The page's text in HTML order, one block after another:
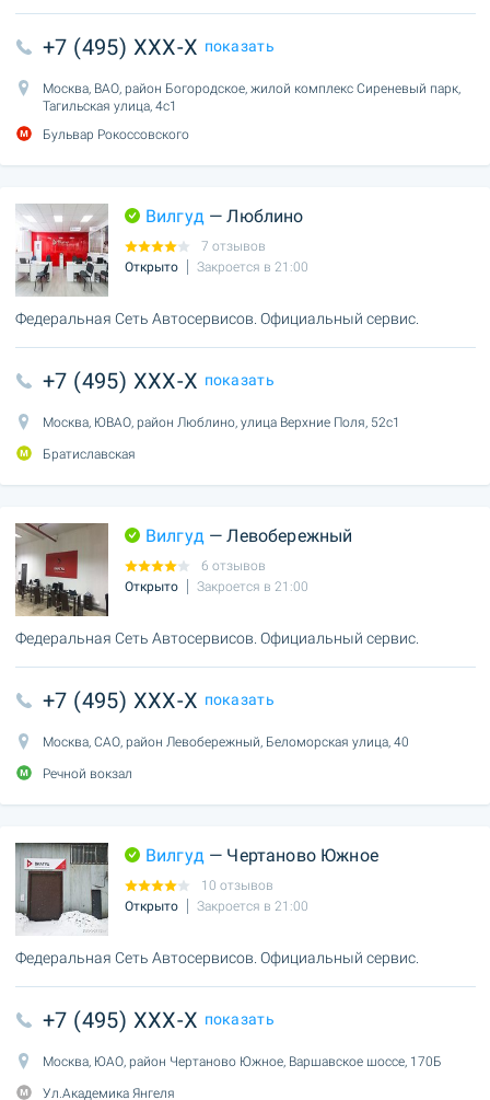
+7 (495) XXX-X показать
Москва, ВАО, район Богородское, жилой комплекс Сиреневый парк,
Тагильская улица, 4с1
Бульвар Рокоссовского
Вилгуд — Люблино
7 отзывов
Открыто
Закроется в 21:00
Федеральная Сеть Автосервисов. Официальный сервис.
+7 (495) XXX-X показать
Москва, ЮВАО, район Люблино, улица Верхние Поля, 52с1
Братиславская
Вилгуд — Левобережный
6 отзывов
Открыто
Закроется в 21:00
Федеральная Сеть Автосервисов. Официальный сервис.
+7 (495) XXX-X показать
Москва, САО, район Левобережный, Беломорская улица, 40
Речной вокзал
Вилгуд — Чертаново Южное
10 отзывов
Открыто
Закроется в 21:00
Федеральная Сеть Автосервисов. Официальный сервис.
+7 (495) XXX-X показать
Москва, ЮАО, район Чертаново Южное, Варшавское шоссе, 170Б
Ул.Академика Янгеля